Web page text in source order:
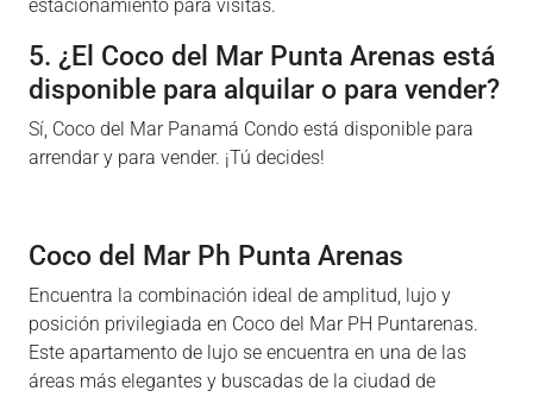
estacionamiento para visitas.
5. ¿El Coco del Mar Punta Arenas está
disponible para alquilar o para vender?
Sí, Coco del Mar Panamá Condo está disponible para
arrendar y para vender. ¡Tú decides!
Coco del Mar Ph Punta Arenas
Encuentra la combinación ideal de amplitud, lujo y
posición privilegiada en Coco del Mar PH Puntarenas.
Este apartamento de lujo se encuentra en una de las
áreas más elegantes y buscadas de la ciudad de